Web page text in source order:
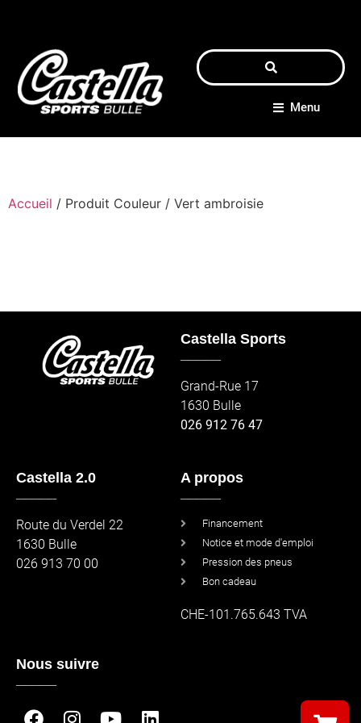
Menu
Accueil / Produit Couleur / Vert ambroisie
Castella Sports
Grand-Rue 17
1630 Bulle
026 912 76 47
Castella 2.0
Route du Verdel 22
1630 Bulle
026 913 70 00
A propos
Financement
Notice et mode d'emploi
Pression des pneus
Bon cadeau
CHE-101.765.643 TVA
Nous suivre